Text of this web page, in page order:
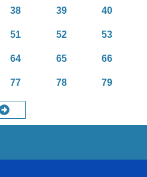
38 39 40
51 52 53
64 65 66
77 78 79